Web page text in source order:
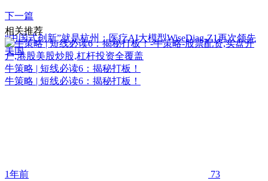
下一篇
“中国式创新”就是杭州：医疗AI大模型WiseDiag-Z1再次领先
美国
相关推荐
牛策略 | 短线必读6：揭秘打板！
牛策略 | 短线必读6：揭秘打板！
1年前 73